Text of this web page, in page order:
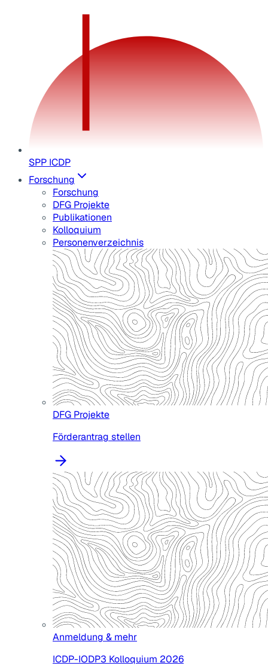
SPP ICDP
Forschung
Forschung
DFG Projekte
Publikationen
Kolloquium
Personenverzeichnis
DFG Projekte
Förderantrag stellen
Anmeldung & mehr
ICDP-IODP3 Kolloquium 2026